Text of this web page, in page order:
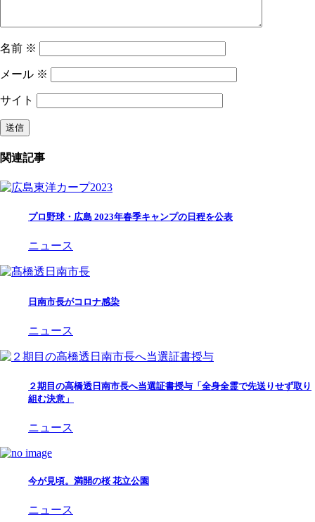
名前 ※
メール ※
サイト
関連記事
プロ野球・広島 2023年春季キャンプの日程を公表
ニュース
日南市長がコロナ感染
ニュース
２期目の高橋透日南市長へ当選証書授与「全身全霊で先送りせず取り
組む決意」
ニュース
今が見頃。満開の桜 花立公園
ニュース